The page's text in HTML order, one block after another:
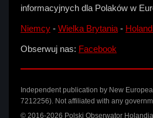
informacyjnych dla Polaków w
Niemcy - Wielka Brytania-
Obserwuj nas: Facebook
Independent publication by New
7212256). Not affiliated with any
© 2016-2026 Polski Obserwator